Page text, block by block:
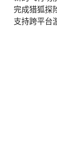
完成猎狐探
支持跨平台